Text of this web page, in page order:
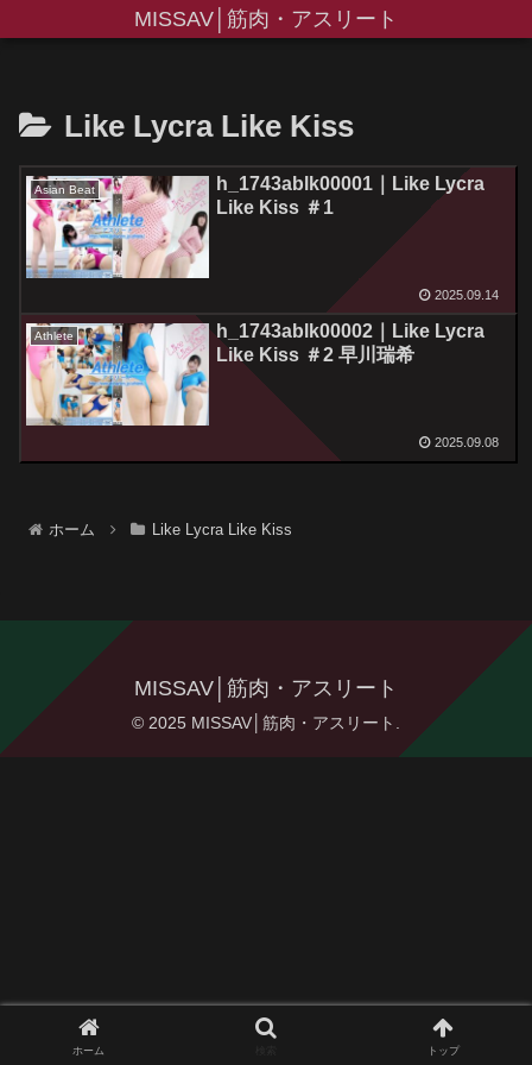
MISSAV│筋肉・アスリート
Like Lycra Like Kiss
Asian Beat
h_1743ablk00001｜Like Lycra
Like Kiss ＃1
2025.09.14
Athlete
h_1743ablk00002｜Like Lycra
Like Kiss ＃2 早川瑞希
2025.09.08
ホーム Like Lycra Like Kiss
MISSAV│筋肉・アスリート
© 2025 MISSAV│筋肉・アスリート.
ホーム トップ